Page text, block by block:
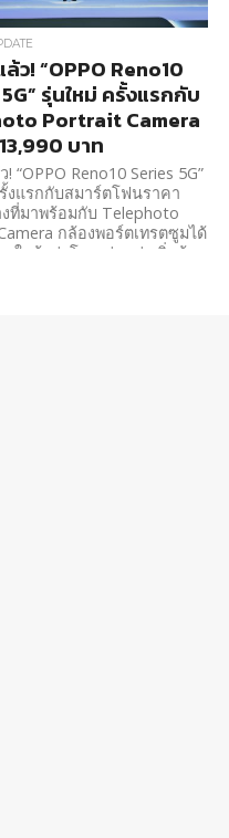
ว! “OPPO Reno10
รุ่นใหม่ ครั้งแรกกับ
Portrait Camera
บาท
“OPPO Reno10 Series 5G”
งแรกกับสมาร์ตโฟนราคา
ที่มาพร้อมกับ Telephoto
กล้องพอร์ตเทรตซูมได้
ใกล้กว่าโดดเด่นกว่าเริ่มต้น